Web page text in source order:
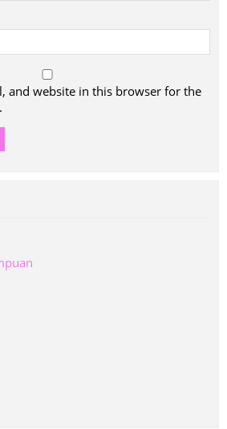
and website in this browser for the